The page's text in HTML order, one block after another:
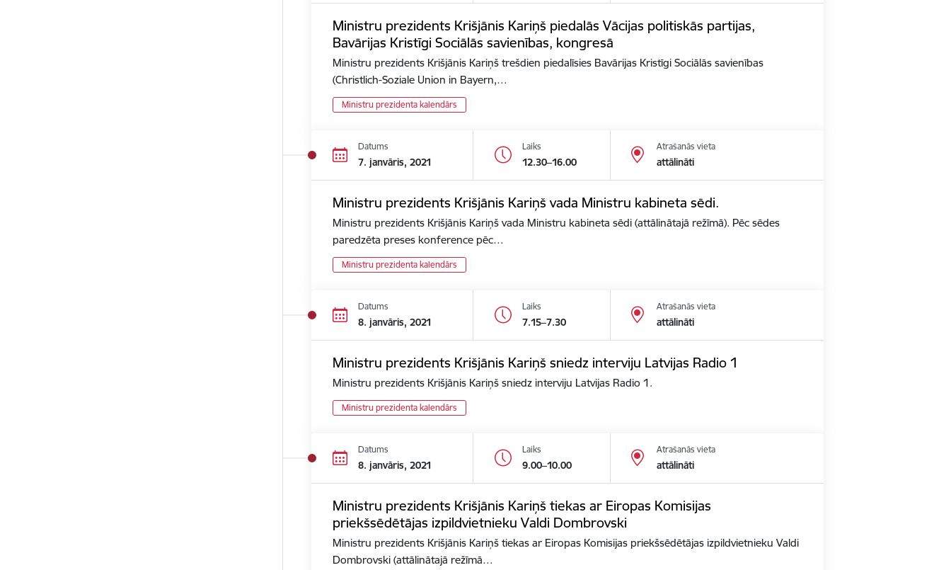
Ministru prezidents Krišjānis Kariņš piedalās Vācijas politiskās partijas,
Bavārijas Kristīgi Sociālās savienības, kongresā
Ministru prezidents Krišjānis Kariņš trešdien piedalīsies Bavārijas Kristīgi Sociālās savienības
(Christlich-Soziale Union in Bayern,…
Ministru prezidenta kalendārs
Datums
7. janvāris, 2021
Laiks
12.30–16.00
Atrašanās vieta
attālināti
Ministru prezidents Krišjānis Kariņš vada Ministru kabineta sēdi.
Ministru prezidents Krišjānis Kariņš vada Ministru kabineta sēdi (attālinātajā režīmā). Pēc sēdes
paredzēta preses konference pēc…
Ministru prezidenta kalendārs
Datums
8. janvāris, 2021
Laiks
7.15–7.30
Atrašanās vieta
attālināti
Ministru prezidents Krišjānis Kariņš sniedz interviju Latvijas Radio 1
Ministru prezidents Krišjānis Kariņš sniedz interviju Latvijas Radio 1.
Ministru prezidenta kalendārs
Datums
8. janvāris, 2021
Laiks
9.00–10.00
Atrašanās vieta
attālināti
Ministru prezidents Krišjānis Kariņš tiekas ar Eiropas Komisijas
priekšsēdētājas izpildvietnieku Valdi Dombrovski
Ministru prezidents Krišjānis Kariņš tiekas ar Eiropas Komisijas priekšsēdētājas izpildvietnieku Valdi
Dombrovski (attālinātajā režīmā…